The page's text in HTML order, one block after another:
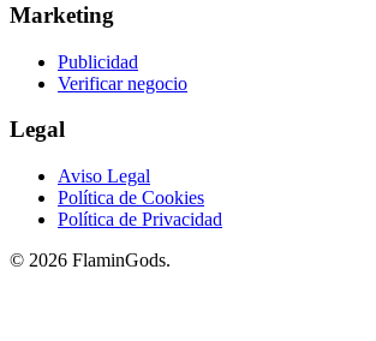
Marketing
Publicidad
Verificar negocio
Legal
Aviso Legal
Política de Cookies
Política de Privacidad
© 2026 FlaminGods.